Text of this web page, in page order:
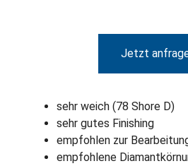
Jetzt
sehr weich (78 Shore D)
sehr gutes Finishing
empfohlen zur
empfohlene